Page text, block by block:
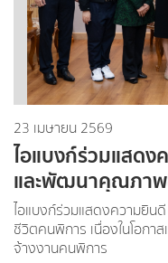
23 เมษายน 2569
ไอแบงก์ร่วมแสด
และพัฒนาคุณภาพ
เข้ารับตำแหน่งให
คนพิการ
ไอแบงก์ร่วมแสดงความยิ
ชีวิตคนพิการ เนื่องในโอกา
จ้างงานคนพิการ